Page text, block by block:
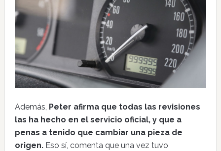
Además, Peter afirma que todas las revisiones
las ha hecho en el servicio oficial, y que a
penas a tenido que cambiar una pieza de
origen.Eso sí, comenta que una vez tuvo